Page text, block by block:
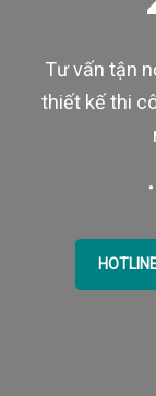
Tư vấn tận
thiết kế thi